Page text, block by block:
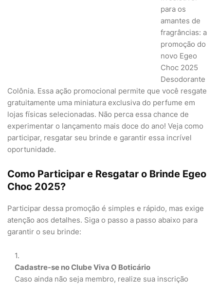
para os
amantes de
fragrâncias: a
promoção do
novo Egeo
Choc 2025
Desodorante
Colônia. Essa ação promocional permite que você resgate
gratuitamente uma miniatura exclusiva do perfume em
lojas físicas selecionadas. Não perca essa chance de
experimentar o lançamento mais doce do ano! Veja como
participar, resgatar seu brinde e garantir essa incrível
oportunidade.
Como Participar e Resgatar o Brinde Egeo
Choc 2025?
Participar dessa promoção é simples e rápido, mas exige
atenção aos detalhes. Siga o passo a passo abaixo para
garantir o seu brinde:
Cadastre-se no Clube Viva O Boticário
Caso ainda não seja membro, realize sua inscrição